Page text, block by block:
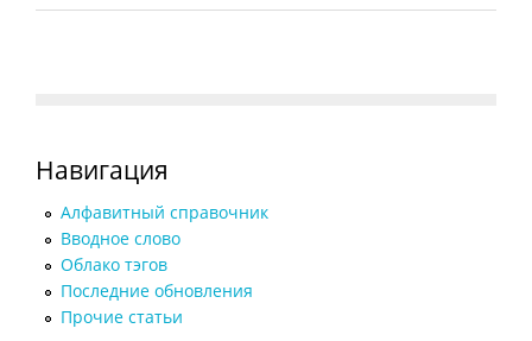
Навигация
Алфавитный справочник
Вводное слово
Облако тэгов
Последние обновления
Прочие статьи